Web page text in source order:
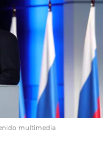
multimedia